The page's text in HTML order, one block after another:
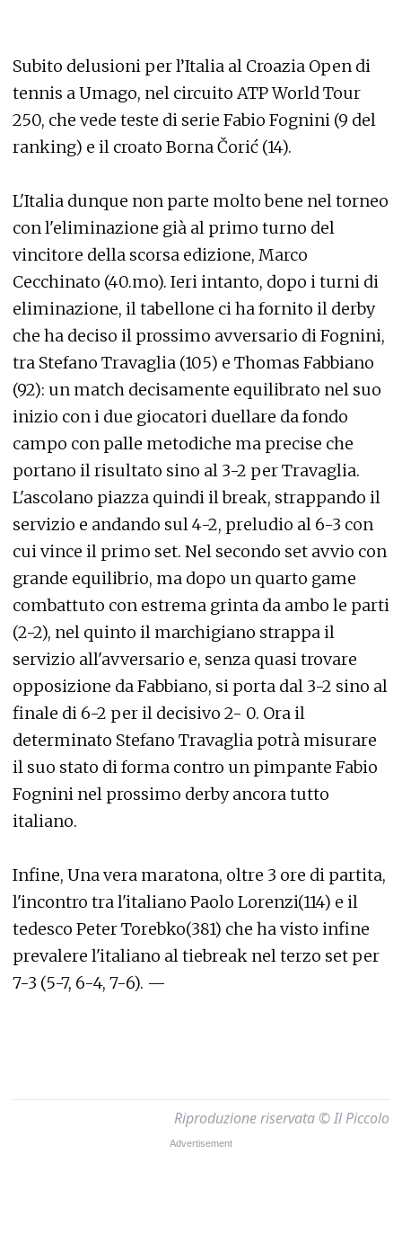
Subito delusioni per l’Italia al Croazia Open di
tennis a Umago, nel circuito ATP World Tour
250, che vede teste di serie Fabio Fognini (9 del
ranking) e il croato Borna Čorić (14).
L'Italia dunque non parte molto bene nel torneo
con l'eliminazione già al primo turno del
vincitore della scorsa edizione, Marco
Cecchinato (40.mo). Ieri intanto, dopo i turni di
eliminazione, il tabellone ci ha fornito il derby
che ha deciso il prossimo avversario di Fognini,
tra Stefano Travaglia (105) e Thomas Fabbiano
(92): un match decisamente equilibrato nel suo
inizio con i due giocatori duellare da fondo
campo con palle metodiche ma precise che
portano il risultato sino al 3-2 per Travaglia.
L'ascolano piazza quindi il break, strappando il
servizio e andando sul 4-2, preludio al 6-3 con
cui vince il primo set. Nel secondo set avvio con
grande equilibrio, ma dopo un quarto game
combattuto con estrema grinta da ambo le parti
(2-2), nel quinto il marchigiano strappa il
servizio all'avversario e, senza quasi trovare
opposizione da Fabbiano, si porta dal 3-2 sino al
finale di 6-2 per il decisivo 2- 0. Ora il
determinato Stefano Travaglia potrà misurare
il suo stato di forma contro un pimpante Fabio
Fognini nel prossimo derby ancora tutto
italiano.
Infine, Una vera maratona, oltre 3 ore di partita,
l'incontro tra l'italiano Paolo Lorenzi(114) e il
tedesco Peter Torebko(381) che ha visto infine
prevalere l'italiano al tiebreak nel terzo set per
7-3 (5-7, 6-4, 7-6). —
Riproduzione riservata © Il Piccolo